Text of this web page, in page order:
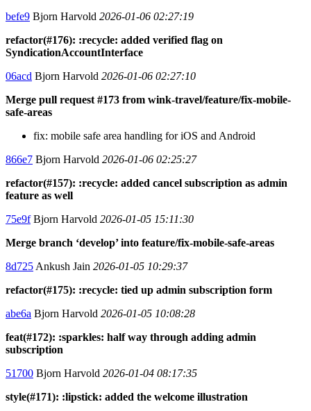
befe9 Bjorn Harvold 2026-01-06 02:27:19
refactor(#176): :recycle: added verified flag on
SyndicationAccountInterface
06acd Bjorn Harvold 2026-01-06 02:27:10
Merge pull request #173 from wink-travel/feature/fix-mobile-
safe-areas
fix: mobile safe area handling for iOS and Android
866e7 Bjorn Harvold 2026-01-06 02:25:27
refactor(#157): :recycle: added cancel subscription as admin
feature as well
75e9fBjorn Harvold 2026-01-05 15:11:30
Merge branch ‘develop’ into feature/fix-mobile-safe-areas
8d725 Ankush Jain 2026-01-05 10:29:37
refactor(#175): :recycle: tied up admin subscription form
abe6a Bjorn Harvold 2026-01-05 10:08:28
feat(#172): :sparkles: half way through adding admin
subscription
51700 Bjorn Harvold 2026-01-04 08:17:35
style(#171): :lipstick: added the welcome illustration